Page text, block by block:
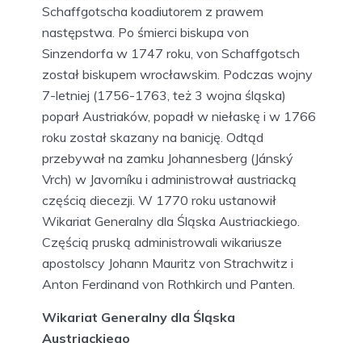
Schaffgotscha koadiutorem z prawem
następstwa. Po śmierci biskupa von
Sinzendorfa w 1747 roku, von Schaffgotsch
został biskupem wrocławskim. Podczas wojny
7-letniej (1756-1763, też 3 wojna śląska)
poparł Austriaków, popadł w niełaskę i w 1766
roku został skazany na banicję. Odtąd
przebywał na zamku Johannesberg (Jánský
Vrch) w Javorníku i administrował austriacką
częścią diecezji. W 1770 roku ustanowił
Wikariat Generalny dla Śląska Austriackiego.
Częścią pruską administrowali wikariusze
apostolscy Johann Mauritz von Strachwitz i
Anton Ferdinand von Rothkirch und Panten.
Wikariat Generalny dla Śląska
Austriackiego